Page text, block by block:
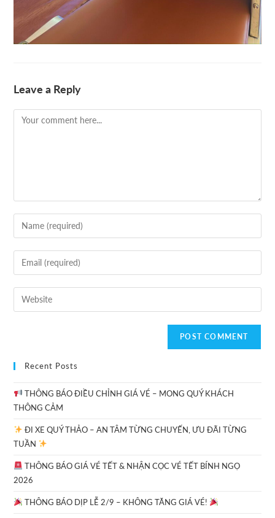
Leave a Reply
Recent Posts
THÔNG BÁO ĐIỀU CHỈNH GIÁ VÉ – MONG QUÝ KHÁCH
THÔNG CẢM
ĐI XE QUÝ THẢO – AN TÂM TỪNG CHUYẾN, ƯU ĐÃI TỪNG
TUẦN
THÔNG BÁO GIÁ VÉ TẾT & NHẬN CỌC VÉ TẾT BÍNH NGỌ
2026
THÔNG BÁO DỊP LỄ 2/9 – KHÔNG TĂNG GIÁ VÉ!